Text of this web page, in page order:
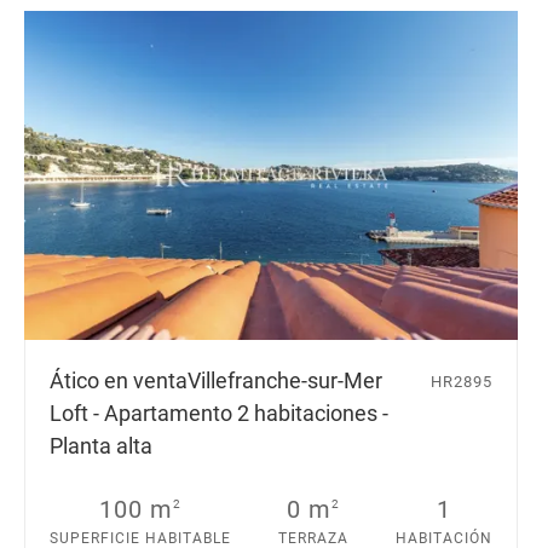
Ático en ventaVillefranche-sur-Mer
Loft - Apartamento 2 habitaciones -
Planta alta
HR2895
100 m2
SUPERFICIE HABITABLE
0 m2
TERRAZA
1
HABITACIÓN